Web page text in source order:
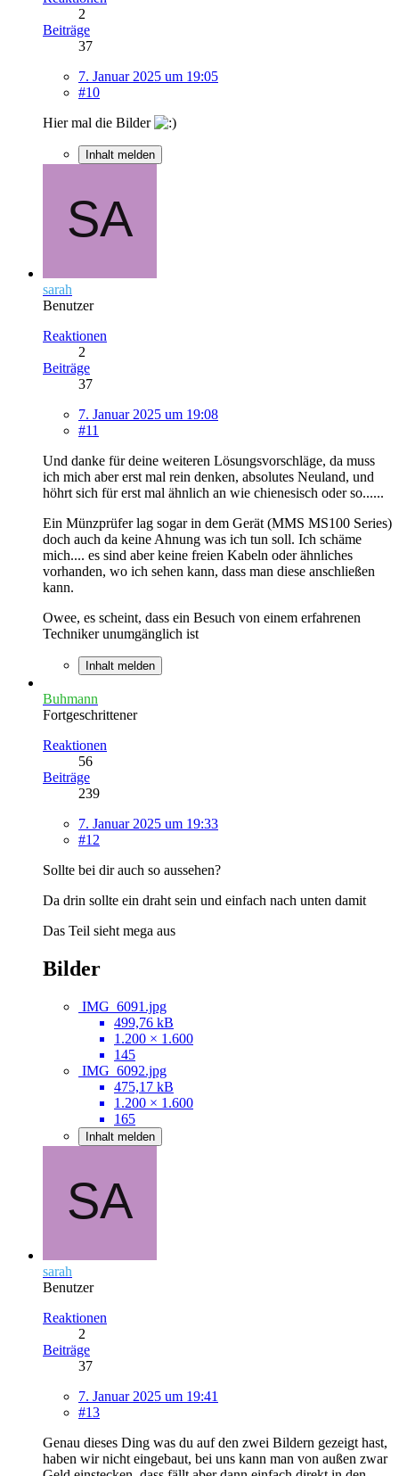
2
Beiträge
37
7. Januar 2025 um 19:05
#10
Hier mal die Bilder
Inhalt melden
sarah
Benutzer
Reaktionen
2
Beiträge
37
7. Januar 2025 um 19:08
#11
Und danke für deine weiteren Lösungsvorschläge, da muss
ich mich aber erst mal rein denken, absolutes Neuland, und
höhrt sich für erst mal ähnlich an wie chienesisch oder so......
Ein Münzprüfer lag sogar in dem Gerät (MMS MS100 Series)
doch auch da keine Ahnung was ich tun soll. Ich schäme
mich.... es sind aber keine freien Kabeln oder ähnliches
vorhanden, wo ich sehen kann, dass man diese anschließen
kann.
Owee, es scheint, dass ein Besuch von einem erfahrenen
Techniker unumgänglich ist
Inhalt melden
Buhmann
Fortgeschrittener
Reaktionen
56
Beiträge
239
7. Januar 2025 um 19:33
#12
Sollte bei dir auch so aussehen?
Da drin sollte ein draht sein und einfach nach unten damit
Das Teil sieht mega aus
Bilder
IMG_6091.jpg
499,76 kB
1.200 × 1.600
145
IMG_6092.jpg
475,17 kB
1.200 × 1.600
165
Inhalt melden
sarah
Benutzer
Reaktionen
2
Beiträge
37
7. Januar 2025 um 19:41
#13
Genau dieses Ding was du auf den zwei Bildern gezeigt hast,
haben wir nicht eingebaut, bei uns kann man von außen zwar